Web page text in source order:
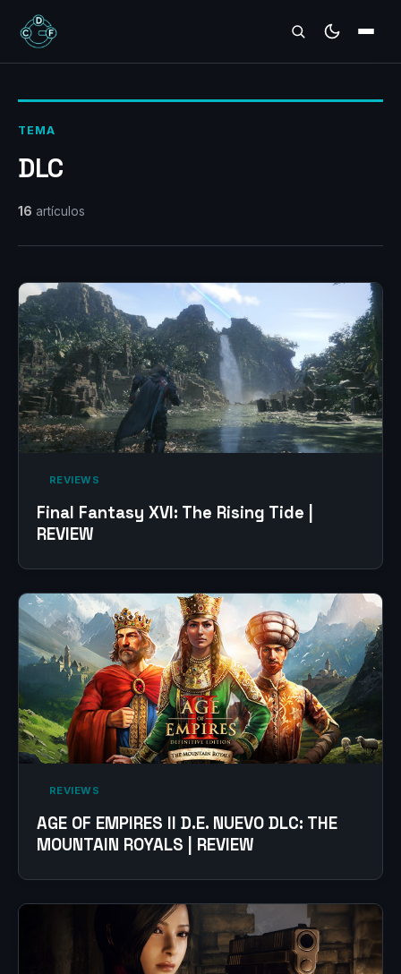
REVIEWS
TEMA
DLC
16 artículos
‎ REVIEWS‎
Final Fantasy XVI: The Rising Tide |
REVIEW
‎ REVIEWS‎
AGE OF EMPIRES II D.E. NUEVO DLC: THE
MOUNTAIN ROYALS | REVIEW